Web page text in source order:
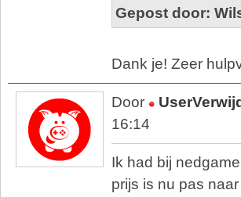
Gepost door:
Dank je! Zeer
Door
16:14
Ik had bij
prijs is nu pas